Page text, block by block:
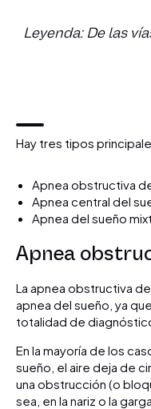
Hay tres tipos
Apnea obstructiva
Apnea central del
Apnea del sueño
Apnea
La apnea obstructiva
apnea del sueño, ya
totalidad de
En la mayoría de los
sueño, el aire deja de
una obstrucción (o
sea, en la nariz o la
Leyenda: De las